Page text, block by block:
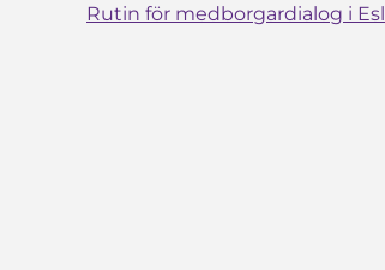
Rutin för medborgardialog i